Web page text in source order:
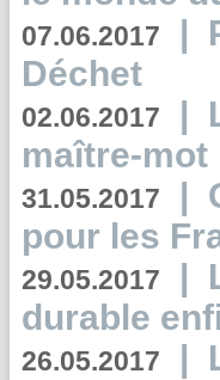
07.06.2017 |
Déchet
02.06.2017 |
maître-mot
31.05.2017 |
pour les
29.05.2017 |
durable
26.05.2017 |